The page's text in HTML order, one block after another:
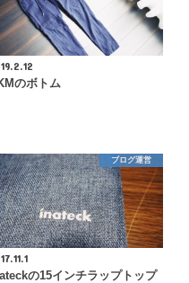
のボトム
ブログ運営
の15インチラップトップ